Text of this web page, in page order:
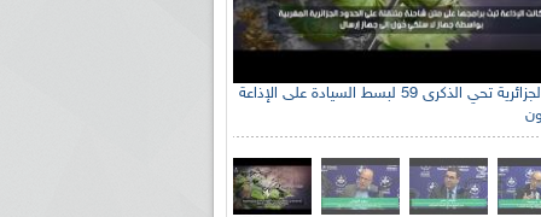
الإذاعة الجزائرية تحي الذكرى 59 لبسط السيادة على الإذاعة